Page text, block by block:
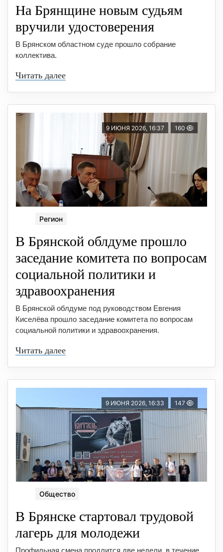
На Брянщине новым судьям
вручили удостоверения
В Брянском областном суде прошло собрание
коллектива.
Читать далее
9 ИЮНЯ 2026, 16:37 160
Регион
В Брянской облдуме прошло
заседание комитета по вопросам
социальной политики и
здравоохранения
В Брянской облдуме под руководством Евгения
Киселёва прошло заседание комитета по вопросам
социальной политики и здравоохранения.
Читать далее
9 ИЮНЯ 2026, 16:33 147
Общество
В Брянске стартовал трудовой
лагерь для молодежи
Профильная смена продлится две недели, в течение